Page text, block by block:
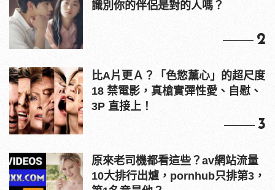
識別你的伴侶是對的人嗎？
2
比A片更Ａ？「色慾薰心」的超尺度
18 禁電影，真槍實彈性愛、自慰、
3P 直接上！
3
原來老司機都看這些？av網站流量
10大排行出爐，pornhub只排第3，